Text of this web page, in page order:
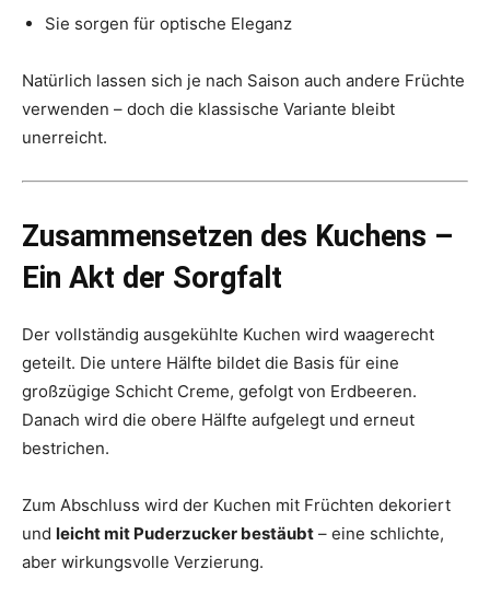
Sie sorgen für optische Eleganz
Natürlich lassen sich je nach Saison auch andere Früchte
verwenden – doch die klassische Variante bleibt
unerreicht.
Zusammensetzen des Kuchens –
Ein Akt der Sorgfalt
Der vollständig ausgekühlte Kuchen wird waagerecht
geteilt. Die untere Hälfte bildet die Basis für eine
großzügige Schicht Creme, gefolgt von Erdbeeren.
Danach wird die obere Hälfte aufgelegt und erneut
bestrichen.
Zum Abschluss wird der Kuchen mit Früchten dekoriert
und leicht mit Puderzucker bestäubt – eine schlichte,
aber wirkungsvolle Verzierung.